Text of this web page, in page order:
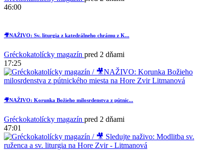
2
46:00
🎥NAŽIVO: Sv. liturgia z katedrálneho chrámu z K...
Gréckokatolícky magazín pred 2 dňami
17:25
🎥NAŽIVO: Korunka Božieho milosrdenstva z pútnic...
Gréckokatolícky magazín pred 2 dňami
47:01